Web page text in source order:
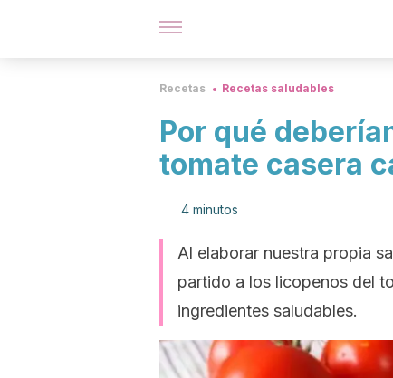
Recetas Recetas saludables
Por qué
tomate casera
4 minutos
Al elaborar nuestra propia
partido a los licopenos del
ingredientes saludables.